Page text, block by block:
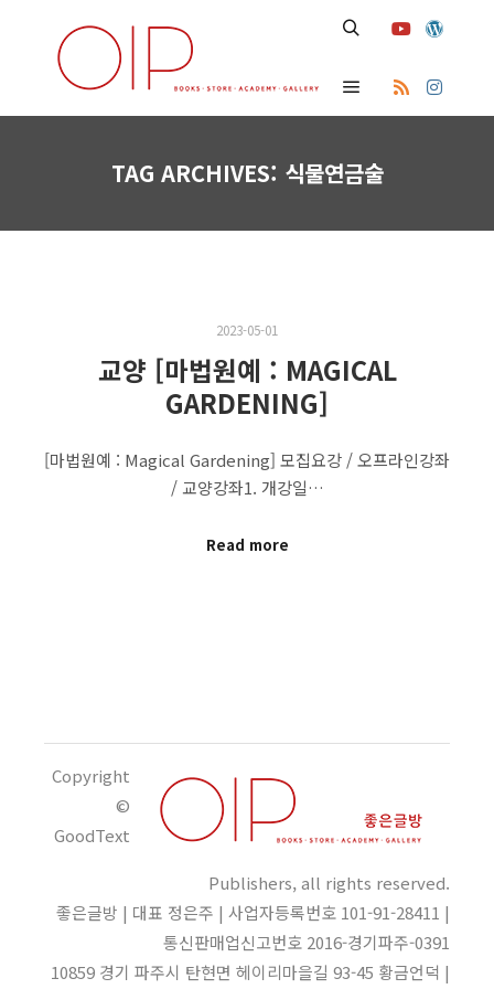
Main menu
TAG ARCHIVES: 식물연금술
2023-05-01
교양 [마법원예 : MAGICAL
GARDENING]
[마법원예 : Magical Gardening] 모집요강 / 오프라인강좌
/ 교양강좌1. 개강일…
Read more
Copyright
©
GoodText
Publishers, all rights reserved.
좋은글방 | 대표 정은주 | 사업자등록번호 101-91-28411 |
통신판매업신고번호 2016-경기파주-0391
10859 경기 파주시 탄현면 헤이리마을길 93-45 황금언덕 |